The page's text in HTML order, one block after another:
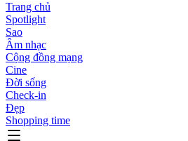
Trang chủ
Spotlight
Sao
Âm nhạc
Cộng đồng mạng
Cine
Đời sống
Check-in
Đẹp
Shopping time